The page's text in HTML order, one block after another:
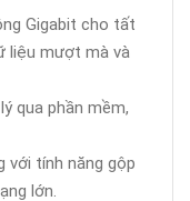
Gigabit cho tất
liệu mượt mà và
qua phần mềm,
với tính năng gộp
lớn.